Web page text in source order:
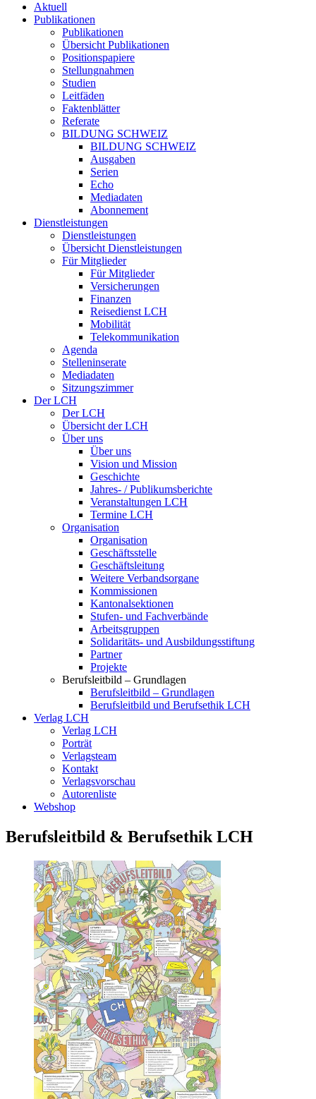
Aktuell
Publikationen
Publikationen
Übersicht Publikationen
Positionspapiere
Stellungnahmen
Studien
Leitfäden
Faktenblätter
Referate
BILDUNG SCHWEIZ
BILDUNG SCHWEIZ
Ausgaben
Serien
Echo
Mediadaten
Abonnement
Dienstleistungen
Dienstleistungen
Übersicht Dienstleistungen
Für Mitglieder
Für Mitglieder
Versicherungen
Finanzen
Reisedienst LCH
Mobilität
Telekommunikation
Agenda
Stelleninserate
Mediadaten
Sitzungszimmer
Der LCH
Der LCH
Übersicht der LCH
Über uns
Über uns
Vision und Mission
Geschichte
Jahres- / Publikumsberichte
Veranstaltungen LCH
Termine LCH
Organisation
Organisation
Geschäftsstelle
Geschäftsleitung
Weitere Verbandsorgane
Kommissionen
Kantonalsektionen
Stufen- und Fachverbände
Arbeitsgruppen
Solidaritäts- und Ausbildungsstiftung
Partner
Projekte
Berufsleitbild – Grundlagen
Berufsleitbild – Grundlagen
Berufsleitbild und Berufsethik LCH
Verlag LCH
Verlag LCH
Porträt
Verlagsteam
Kontakt
Verlagsvorschau
Autorenliste
Webshop
Berufsleitbild & Berufsethik LCH